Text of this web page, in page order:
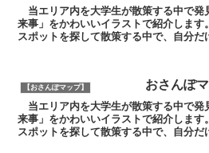
当エリア内を大学生が散策する中で発
来事」をかわいいイラストで紹介します
スポットを探して散策する中で、自分
【おさんぽマップ】 おさんぽ
当エリア内を大学生が散策する中で発
来事」をかわいいイラストで紹介します
スポットを探して散策する中で、自分